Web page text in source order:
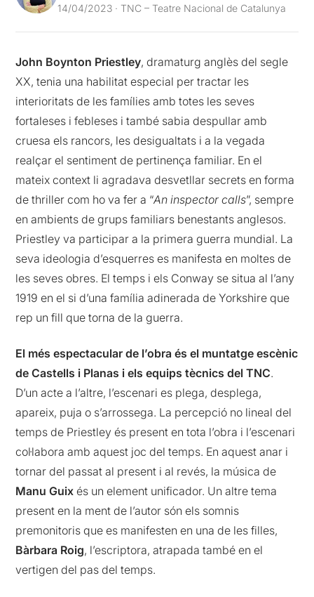
14/04/2023 · TNC – Teatre Nacional de Catalunya
John Boynton Priestley, dramaturg anglès del segle
XX, tenia una habilitat especial per tractar les
interioritats de les famílies amb totes les seves
fortaleses i febleses i també sabia despullar amb
cruesa els rancors, les desigualtats i a la vegada
realçar el sentiment de pertinença familiar. En el
mateix context li agradava desvetllar secrets en forma
de thriller com ho va fer a “An inspector calls”, sempre
en ambients de grups familiars benestants anglesos.
Priestley va participar a la primera guerra mundial. La
seva ideologia d’esquerres es manifesta en moltes de
les seves obres. El temps i els Conway se situa al l’any
1919 en el si d’una família adinerada de Yorkshire que
rep un fill que torna de la guerra.
El més espectacular de l’obra és el muntatge escènic
de Castells i Planas i els equips tècnics del TNC.
D’un acte a l’altre, l’escenari es plega, desplega,
apareix, puja o s’arrossega. La percepció no lineal del
temps de Priestley és present en tota l’obra i l’escenari
col·labora amb aquest joc del temps. En aquest anar i
tornar del passat al present i al revés, la música de
Manu Guix és un element unificador. Un altre tema
present en la ment de l’autor són els somnis
premonitoris que es manifesten en una de les filles,
Bàrbara Roig, l’escriptora, atrapada també en el
vertigen del pas del temps.